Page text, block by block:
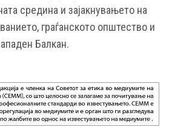
средина и зајакнувањето на
граѓанското општество и
Балкан.